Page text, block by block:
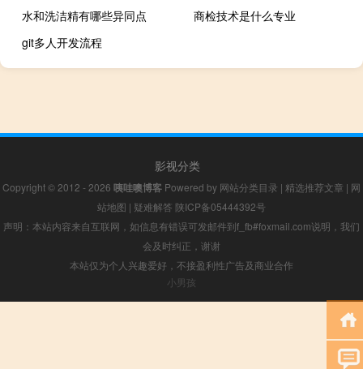
水和洗洁精有哪些异同点
商检技术是什么专业
git多人开发流程
影视分类
Copyright © 2012 - 2026 咦哇噢博客 Powered by 网站分类目录 | 精选推荐文章 | 网
站地图 | 疑难解答 陕ICP备05444392号
声明：本站内容来自互联网，如信息有错误可发邮件到f_fb#foxmail.com说明，我们
会及时纠正，谢谢
本站仅为个人兴趣爱好，不接盈利性广告及商业合作
小男孩